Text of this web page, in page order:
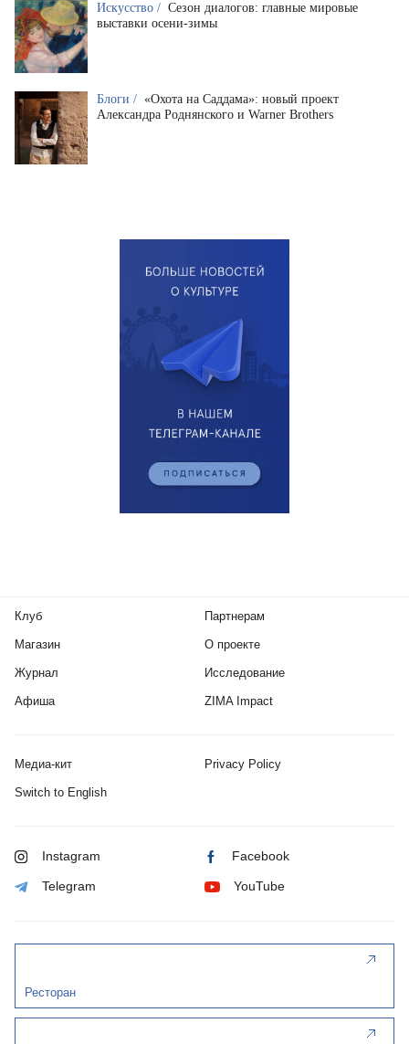
Искусство / Сезон диалогов: главные мировые
выставки осени-зимы
Блоги / «Охота на Саддама»: новый проект
Александра Роднянского и Warner Brothers
Клуб
Магазин
Журнал
Афиша
Партнерам
О проекте
Исследование
ZIMA Impact
Медиа-кит Privacy Policy
Switch to English
Instagram Facebook
Telegram YouTube
Ресторан